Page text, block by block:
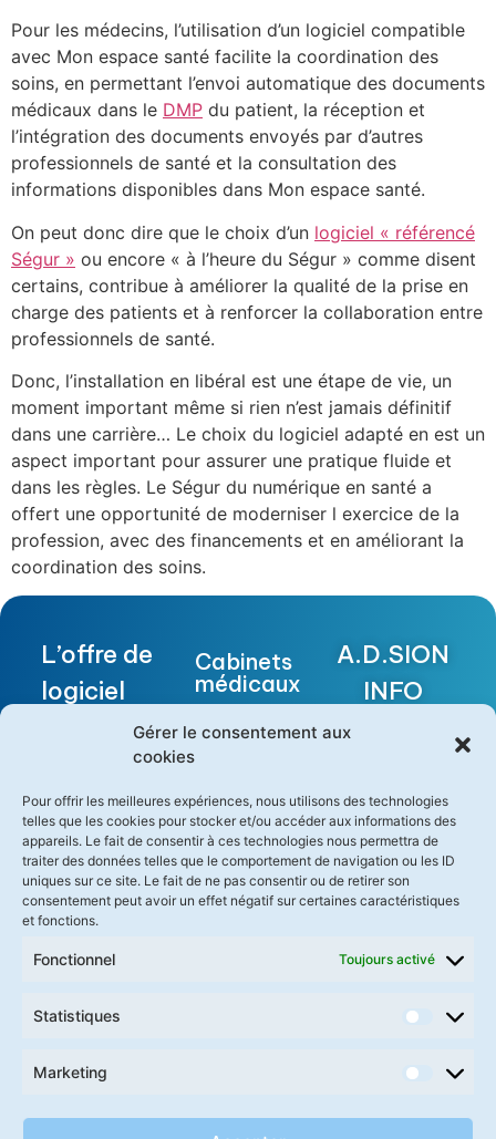
Gérer le consentement aux
cookies
Pour offrir les meilleures expériences, nous utilisons des technologies
telles que les cookies pour stocker et/ou accéder aux informations des
appareils. Le fait de consentir à ces technologies nous permettra de
traiter des données telles que le comportement de navigation ou les ID
uniques sur ce site. Le fait de ne pas consentir ou de retirer son
consentement peut avoir un effet négatif sur certaines caractéristiques
et fonctions.
Fonctionnel Toujours activé
Statistiques
Marketing
Pour les médecins, l’utilisation d’un logiciel compatible
avec Mon espace santé facilite la coordination des
soins, en permettant l’envoi automatique des documents
médicaux dans le DMP du patient, la réception et
l’intégration des documents envoyés par d’autres
professionnels de santé et la consultation des
informations disponibles dans Mon espace santé.
On peut donc dire que le choix d’un logiciel « référencé
Ségur » ou encore « à l’heure du Ségur » comme disent
certains, contribue à améliorer la qualité de la prise en
charge des patients et à renforcer la collaboration entre
professionnels de santé.
Donc, l’installation en libéral est une étape de vie, un
moment important même si rien n’est jamais définitif
dans une carrière… Le choix du logiciel adapté en est un
aspect important pour assurer une pratique fluide et
dans les règles. Le Ségur du numérique en santé a
offert une opportunité de moderniser l exercice de la
profession, avec des financements et en améliorant la
coordination des soins.
L’offre de
logiciel
médical la
pertinente
pour les
soignants
Demander
une démo
référencé
agréé SCOR
Cabinets
médicaux
Centres
Maisons
Médicales
Garde
A.D.SION
INFO
BUILDING
II
1280
Platanes
Boirargues
34970